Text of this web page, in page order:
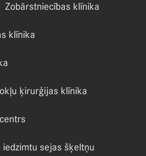
Zobārstniecības klīnika
klīnika
ķirurģijas klīnika
sejas šķeltņu